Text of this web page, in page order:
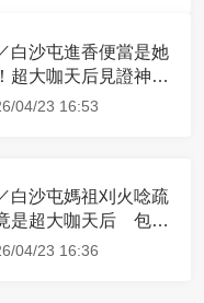
白沙屯進香便當是她
超大咖天后見證神
近媽祖就爆哭
04/23 16:53
白沙屯媽祖刈火唸疏
是超大咖天后 包尿
5小時不喊累
04/23 16:36